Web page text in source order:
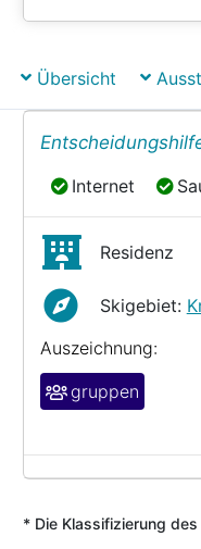
Übersicht
Internet
Internet
Residenz
Skigebiet:
Auszeichnung:
gruppen
* Die Klassifizierung